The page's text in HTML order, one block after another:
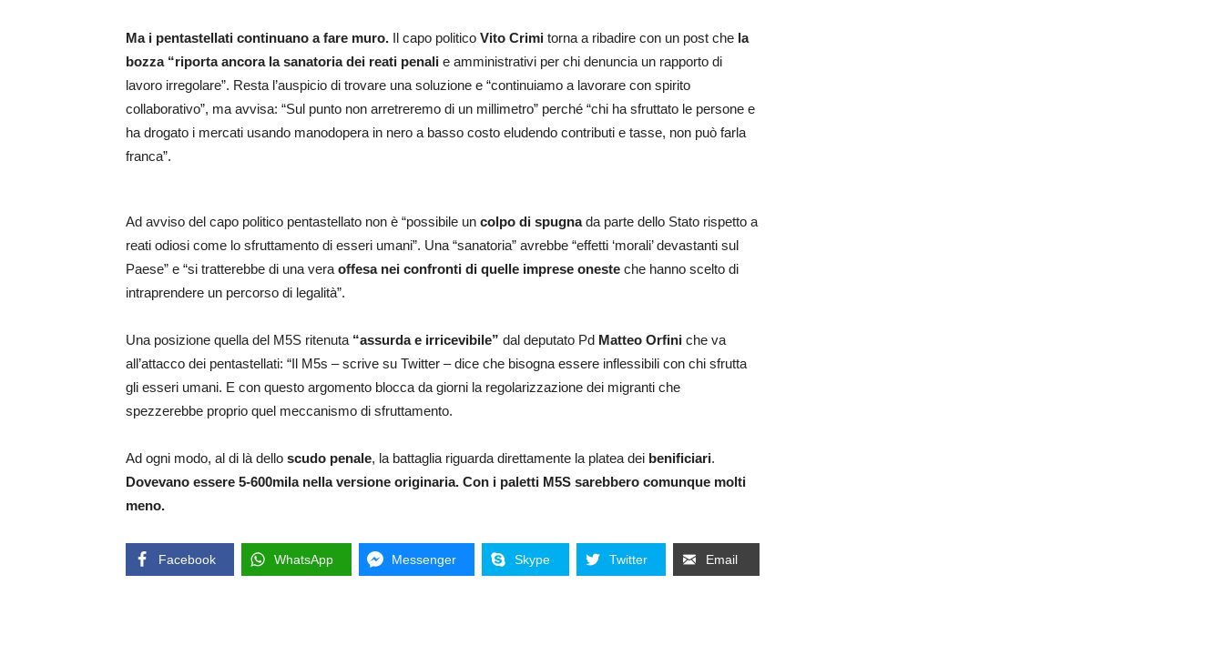
Ma i pentastellati continuano a fare muro. Il capo politico Vito Crimi torna a ribadire con un post che la
bozza “riporta ancora la sanatoria dei reati penali e amministrativi per chi denuncia un rapporto di
lavoro irregolare”. Resta l’auspicio di trovare una soluzione e “continuiamo a lavorare con spirito
collaborativo”, ma avvisa: “Sul punto non arretreremo di un millimetro” perché “chi ha sfruttato le persone e
ha drogato i mercati usando manodopera in nero a basso costo eludendo contributi e tasse, non può farla
franca”.
Ad avviso del capo politico pentastellato non è “possibile un colpo di spugnada parte dello Stato rispetto a
reati odiosi come lo sfruttamento di esseri umani”. Una “sanatoria” avrebbe “effetti ‘morali’ devastanti sul
Paese” e “si tratterebbe di una vera offesa nei confronti di quelle imprese oneste che hanno scelto di
intraprendere un percorso di legalità”.
Una posizione quella del M5S ritenuta “assurda e irricevibile” dal deputato Pd Matteo Orfini che va
all’attacco dei pentastellati: “Il M5s – scrive su Twitter – dice che bisogna essere inflessibili con chi sfrutta
gli esseri umani. E con questo argomento blocca da giorni la regolarizzazione dei migranti che
spezzerebbe proprio quel meccanismo di sfruttamento.
Ad ogni modo, al di là dello scudo penale, la battaglia riguarda direttamente la platea dei benificiari.
Dovevano essere 5-600mila nella versione originaria. Con i paletti M5S sarebbero comunque molti
meno.
Facebook WhatsApp Messenger Skype Twitter Email